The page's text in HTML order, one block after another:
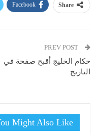
Share
Facebook
حكام الخليج أقبح صفحة في
التاريخ
Might Also Like